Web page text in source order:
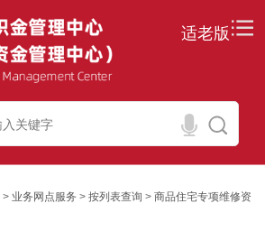
适老版
> 业务网点服务 > 按列表查询 > 商品住宅专项维修资